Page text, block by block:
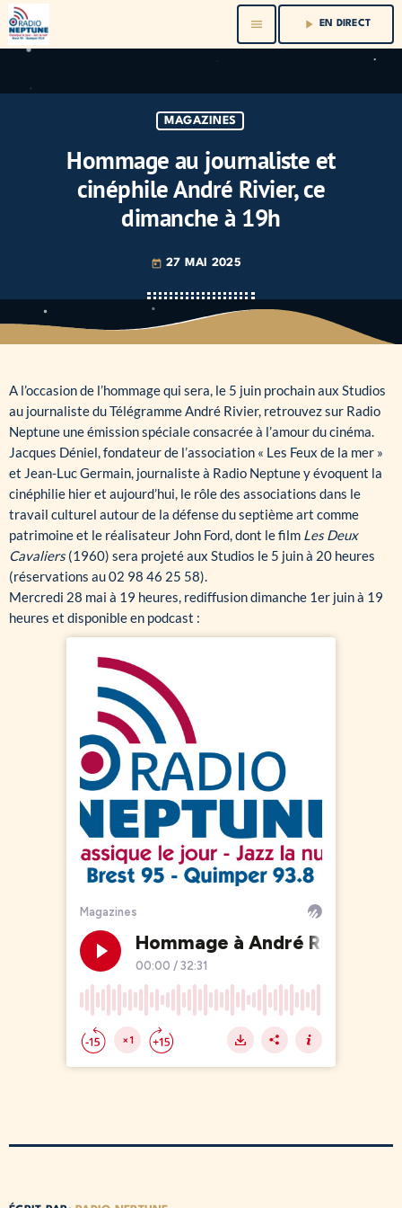
menu play_arrow EN DIRECT
MAGAZINES
Hommage au journaliste et
cinéphile André Rivier, ce
dimanche à 19h
today 27 MAI 2025
A l’occasion de l’hommage qui sera, le 5 juin prochain aux Studios
au journaliste du Télégramme André Rivier, retrouvez sur Radio
Neptune une émission spéciale consacrée à l’amour du cinéma.
Jacques Déniel, fondateur de l’association « Les Feux de la mer »
et Jean-Luc Germain, journaliste à Radio Neptune y évoquent la
cinéphilie hier et aujourd’hui, le rôle des associations dans le
travail culturel autour de la défense du septième art comme
patrimoine et le réalisateur John Ford, dont le film Les Deux
Cavaliers(1960) sera projeté aux Studios le 5 juin à 20 heures
(réservations au 02 98 46 25 58).
Mercredi 28 mai à 19 heures, rediffusion dimanche 1er juin à 19
heures et disponible en podcast :